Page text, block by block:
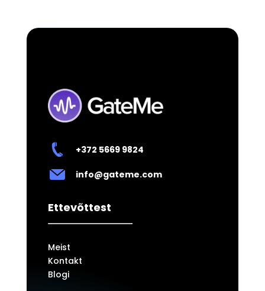
+372 5669 9824
info@gateme.com
Ettevõttest
Meist
Kontakt
Blogi